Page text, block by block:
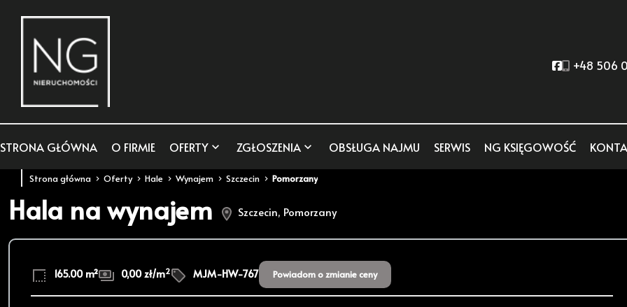
Social link
+48 506
STRONA GŁÓWNA O FIRMIE OFERTY ZGŁOSZENIA OBSŁUGA NAJMU SERWIS NG KSIĘGOWOŚĆ
Strona główna Oferty Hale Wynajem Szczecin Pomorzany
Hala na wynajem Szczecin, Pomorzany
165.00 m² 0,00 zł/m2 MJM-HW-767 Powiadom o zmianie ceny